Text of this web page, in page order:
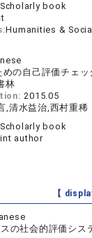
Scholarly book
Humanities &
めの自己評価チェッ
林
2015.05
,清水益治,西村重稀
Scholarly book
author
【
の社会的評価シス